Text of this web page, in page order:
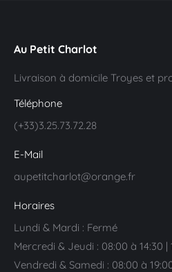
Au Petit Charlot
Livraison à domicile Troyes et
Téléphone
(+33)3.25.73.72.28
E-Mail
aupetitcharlot@orange.fr
Horaires
Lundi & Mardi : Fermé
Mercredi & Jeudi : 08:00 à 14:30 |
Vendredi & Samedi : 08:00 à